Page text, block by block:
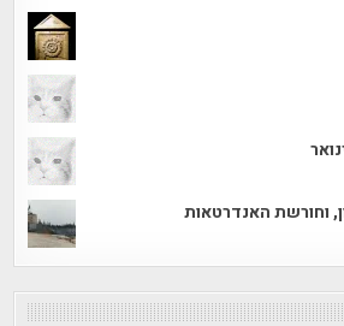
וחורשת האנדרטאות